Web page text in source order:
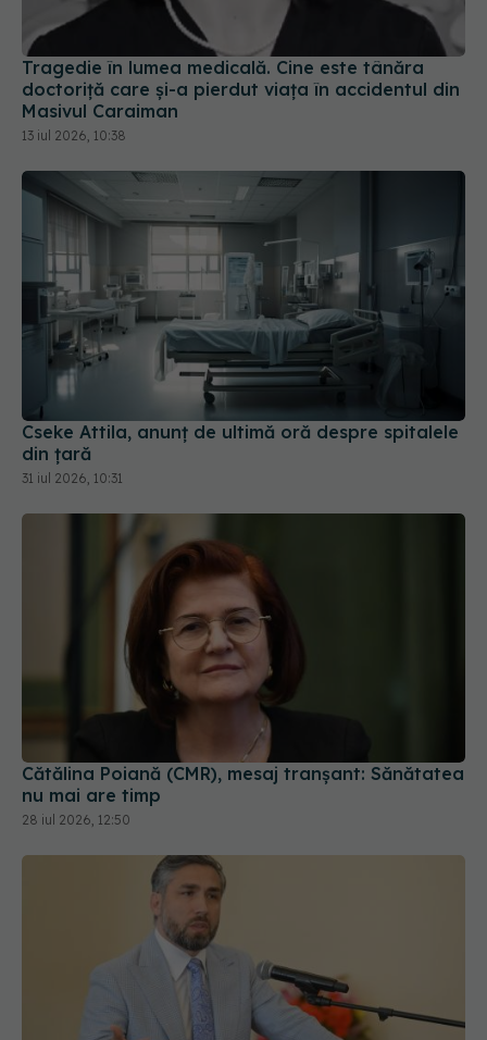
Tragedie în lumea medicală. Cine este tânăra
doctoriță care și-a pierdut viața în accidentul din
Masivul Caraiman
13 iul 2026, 10:38
Cseke Attila, anunț de ultimă oră despre spitalele
din țară
31 iul 2026, 10:31
Cătălina Poiană (CMR), mesaj tranșant: Sănătatea
nu mai are timp
28 iul 2026, 12:50